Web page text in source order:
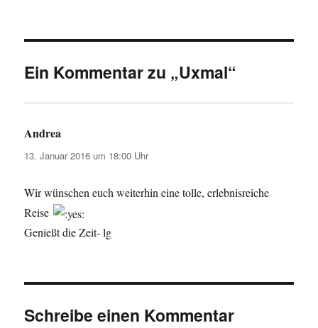
Ein Kommentar zu „Uxmal“
Andrea
13. Januar 2016 um 18:00 Uhr
Wir wünschen euch weiterhin eine tolle, erlebnisreiche
Reise
Genießt die Zeit- lg
Schreibe einen Kommentar